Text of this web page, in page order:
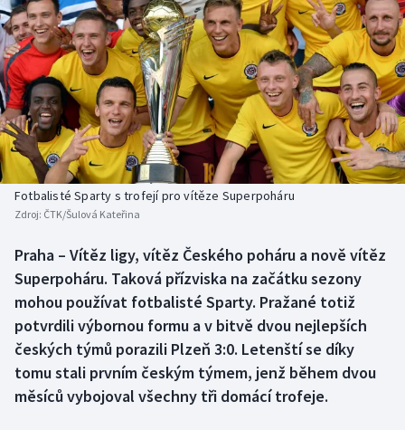
DALŠÍ SPORTY
Americký fotbal
Baseball a softbal
Basketbal
Biatlon
Box
Curling
Dostihy
Florbal
NEPŘEHLÉDNĚTE
Soutěže
Historické návraty
Aplikace ČT sport
Fotbalisté Sparty s trofejí pro vítěze Superpoháru
Zdroj: ČTK/Šulová Kateřina
Praha – Vítěz ligy, vítěz Českého poháru a nově vítěz
Superpoháru. Taková přízviska na začátku sezony
mohou používat fotbalisté Sparty. Pražané totiž
potvrdili výbornou formu a v bitvě dvou nejlepších
českých týmů porazili Plzeň 3:0. Letenští se díky
tomu stali prvním českým týmem, jenž během dvou
měsíců vybojoval všechny tři domácí trofeje.